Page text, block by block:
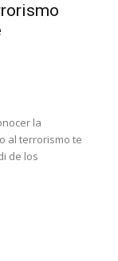
la
al terrorismo te
de los